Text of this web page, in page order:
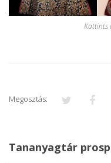
Kattints
Megosztás:
Tananyagtár